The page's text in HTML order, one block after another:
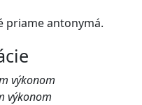
priame antonymá.
výkonom
výkonom